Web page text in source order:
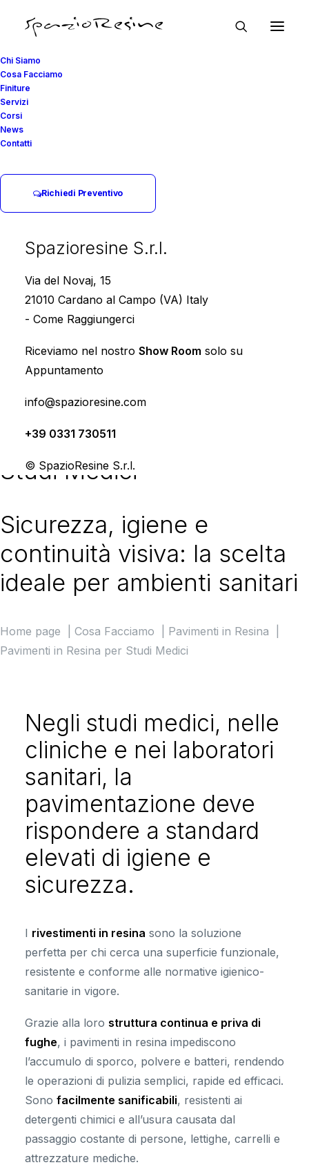
Chi Siamo
Cosa Facciamo
Finiture
Servizi
Corsi
News
Contatti
Richiedi Preventivo
Spazioresine S.r.l.
Via del Novaj, 15
21010 Cardano al Campo (VA) Italy
- Come Raggiungerci
Riceviamo nel nostro Show Room solo su
Appuntamento
info@spazioresine.com
+39 0331 730511
© SpazioResine S.r.l.
COSA FACCIAMO
Pavimenti in Resina per
Studi Medici
Sicurezza, igiene e
continuità visiva: la scelta
ideale per ambienti sanitari
Home page Cosa Facciamo
Pavimenti in Resina
Pavimenti in Resina per Studi Medici
Negli studi medici, nelle
cliniche e nei laboratori
sanitari, la
pavimentazione deve
rispondere a standard
elevati di igiene e
sicurezza.
I rivestimenti in resina sono la soluzione
perfetta per chi cerca una superficie funzionale,
resistente e conforme alle normative igienico-
sanitarie in vigore.
Grazie alla loro struttura continua e priva di
fughe, i pavimenti in resina impediscono
l’accumulo di sporco, polvere e batteri, rendendo
le operazioni di pulizia semplici, rapide ed efficaci.
Sono facilmente sanificabili, resistenti ai
detergenti chimici e all’usura causata dal
passaggio costante di persone, lettighe, carrelli e
attrezzature mediche.